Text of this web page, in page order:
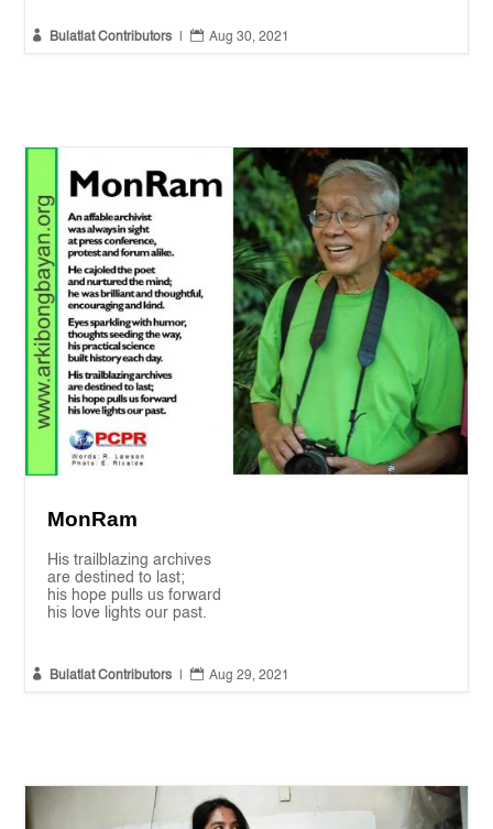
 Bulatlat Contributors  Aug 30, 2021
MonRam
His trailblazing archives
are destined to last;
his hope pulls us forward
his love lights our past.
 Bulatlat Contributors  Aug 29, 2021